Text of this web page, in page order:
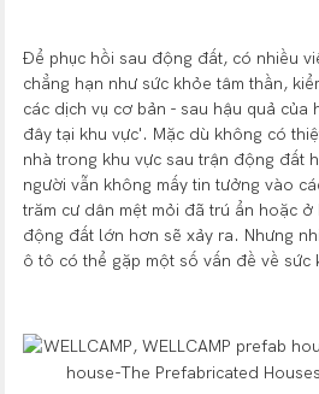
Để phục hồi sau động đất, có nhiều
chẳng hạn như sức khỏe tâm thần,
các dịch vụ cơ bản - sau hậu quả
đây tại khu vực'. Mặc dù không có
nhà trong khu vực sau trận động đất
người vẫn không mấy tin tưởng vào
trăm cư dân mệt mỏi đã trú ẩn hoặc
động đất lớn hơn sẽ xảy ra. Nhưng
ô tô có thể gặp một số vấn đề về sức